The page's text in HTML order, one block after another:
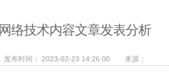
网络技术内容文章发表分析
发布时间： 2023-02-23 14:26:00 来源：